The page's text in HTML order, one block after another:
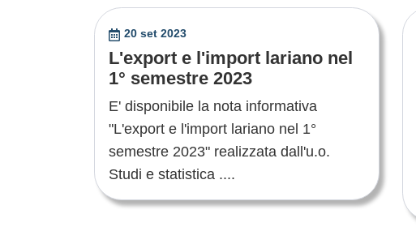
20 set 2023
L'export e l'import lariano nel
1° semestre 2023
E' disponibile la nota informativa
"L'export e l'import lariano nel 1°
semestre 2023" realizzata dall'u.o.
Studi e statistica ....